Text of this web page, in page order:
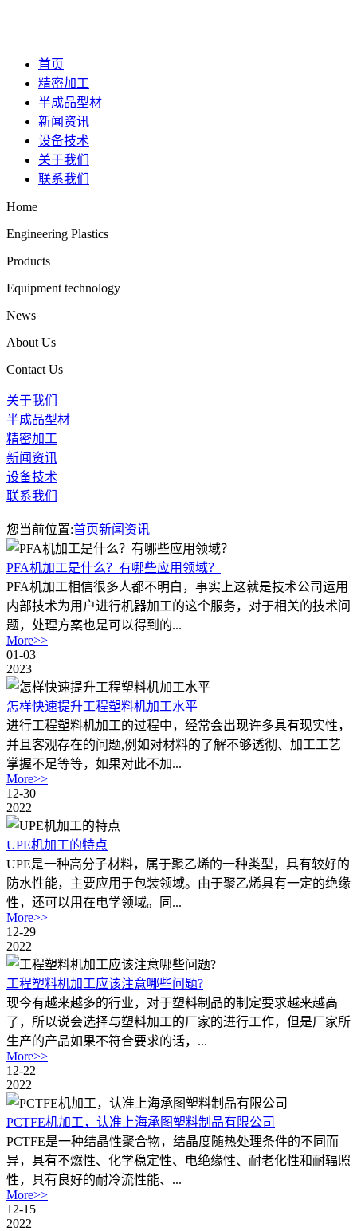
首页
精密加工
半成品型材
新闻资讯
设备技术
关于我们
联系我们
Home
Engineering Plastics
Products
Equipment technology
News
About Us
Contact Us
关于我们
半成品型材
精密加工
新闻资讯
设备技术
联系我们
您当前位置:首页新闻资讯
PFA机加工是什么？有哪些应用领域？
PFA机加工相信很多人都不明白，事实上这就是技术公司运用
内部技术为用户进行机器加工的这个服务，对于相关的技术问
题，处理方案也是可以得到的...
More>>
01-03
2023
怎样快速提升工程塑料机加工水平
进行工程塑料机加工‍的过程中，经常会出现许多具有现实性，
并且客观存在的问题,例如对材料的了解不够透彻、加工工艺
掌握不足等等，如果对此不加...
More>>
12-30
2022
UPE机加工的特点
UPE是一种高分子材料，属于聚乙烯的一种类型，具有较好的
防水性能，主要应用于包装领域。由于聚乙烯具有一定的绝缘
性，还可以用在电学领域。同...
More>>
12-29
2022
工程塑料机加工应该注意哪些问题?
现今有越来越多的行业，对于塑料制品的制定要求越来越高
了，所以说会选择与塑料加工的厂家的进行工作，但是厂家所
生产的产品如果不符合要求的话，...
More>>
12-22
2022
PCTFE机加工，认准上海承图塑料制品有限公司
PCTFE是一种结晶性聚合物，结晶度随热处理条件的不同而
异，具有不燃性、化学稳定性、电绝缘性、耐老化性和耐辐照
性，具有良好的耐冷流性能、...
More>>
12-15
2022